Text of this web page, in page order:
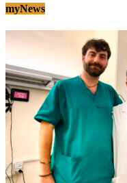
myNews